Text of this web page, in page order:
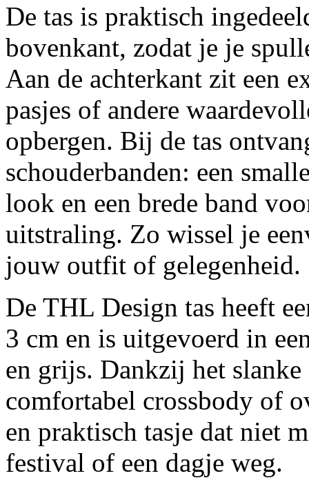
De tas is praktisch
bovenkant, zodat je je
Aan de achterkant zit een
pasjes of andere
opbergen. Bij de tas
schouderbanden: een
look en een brede band
uitstraling. Zo wissel je
jouw outfit of gelegenheid.
De THL Design tas heeft
3 cm en is uitgevoerd in
en grijs. Dankzij het
comfortabel crossbody of
en praktisch tasje dat niet
festival of een dagje weg.